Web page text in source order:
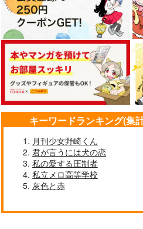
キーワードランキング(集
月刊少女野崎くん
君が言うには犬の恋
私の愛する圧制者
私立メロ高等学校
灰色と赤